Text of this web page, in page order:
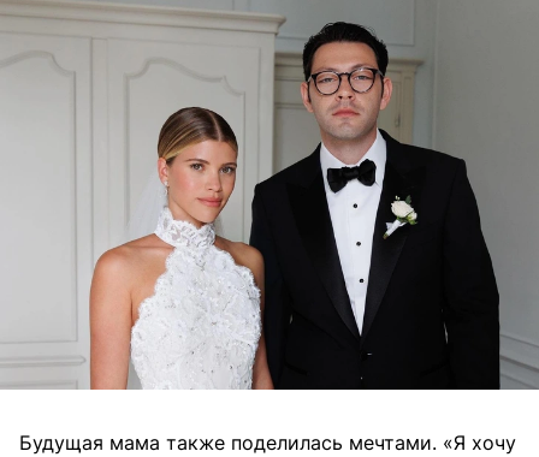
Будущая мама также поделилась мечтами. «Я хочу